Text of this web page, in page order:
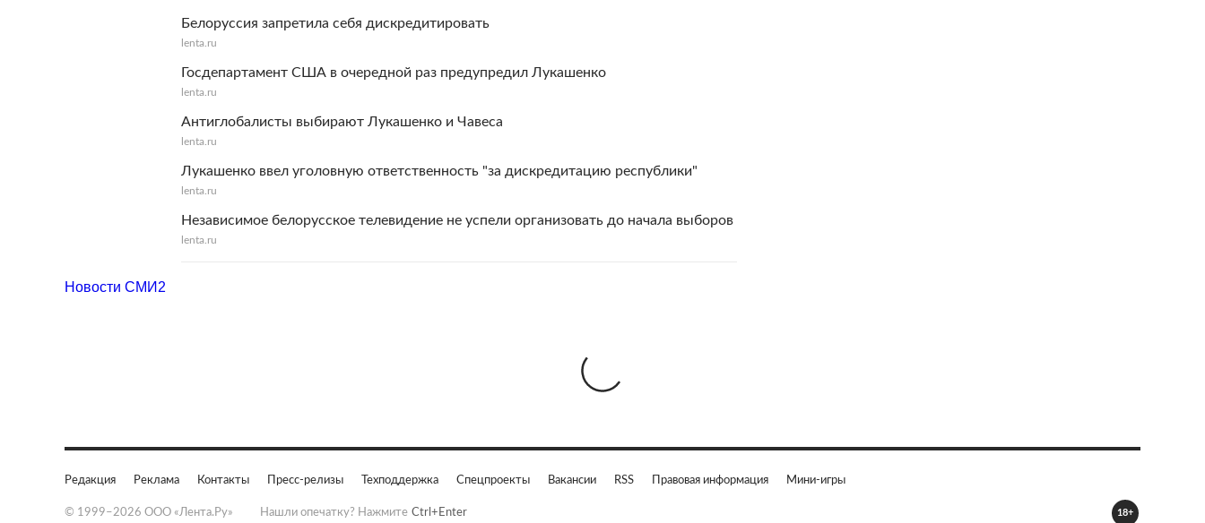
Белоруссия запретила себя дискредитировать
lenta.ru
Госдепартамент США в очередной раз предупредил Лукашенко
lenta.ru
Антиглобалисты выбирают Лукашенко и Чавеса
lenta.ru
Лукашенко ввел уголовную ответственность "за дискредитацию республики"
lenta.ru
Независимое белорусcкое телевидение не успели организовать до начала выборов
lenta.ru
Новости СМИ2
Редакция Реклама Контакты Пресс-релизы Техподдержка Спецпроекты Вакансии RSS Правовая информация Мини-игры
© 1999–2026 ООО «Лента.Ру» Нашли опечатку? Нажмите Ctrl+Enter 18+